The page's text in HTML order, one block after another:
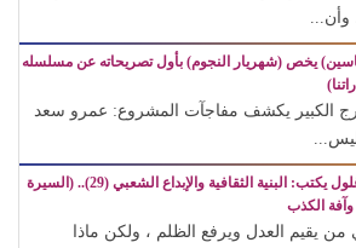
وأن...
يخص (شهريار النجوم) بأول تصريحاته عن مسلسله
الكبير يكشف مفاجآت المشروع: عمرو سعد
كمال زغلول يكتب: البنية الثقافية والإبداع الشعبي (29).. (السيرة
وآفة الكذب
من يقيم العدل ويرفع الظلم ، ولكن ماذا